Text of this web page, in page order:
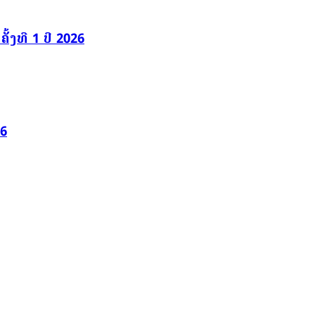
ງທີ 1 ປີ 2026